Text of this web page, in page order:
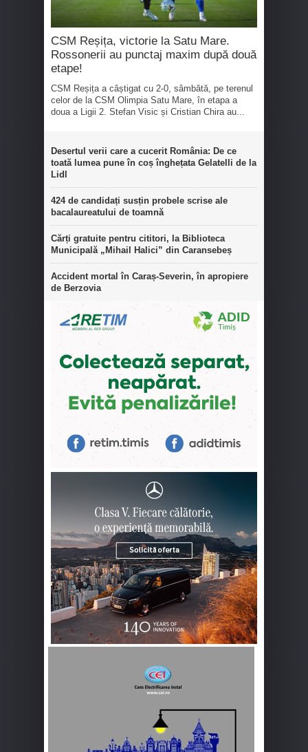
CSM Reșița, victorie la Satu Mare.
Rossonerii au punctaj maxim după două
etape!
CSM Reșița a câștigat cu 2-0, sâmbătă, pe terenul
celor de la CSM Olimpia Satu Mare, în etapa a
doua a Ligii 2. Stefan Visic și Cristian Chira au...
Desertul verii care a cucerit România: De ce
toată lumea pune în coș înghețata Gelatelli de la
Lidl
424 de candidați susțin probele scrise ale
bacalaureatului de toamnă
Cărți gratuite pentru cititori, la Biblioteca
Municipală „Mihail Halici” din Caransebeș
Accident mortal în Caraș-Severin, în apropiere
de Berzovia